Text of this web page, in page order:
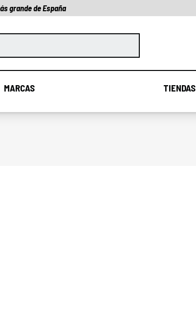
grande de España
MARCAS TIENDAS
MARCAS